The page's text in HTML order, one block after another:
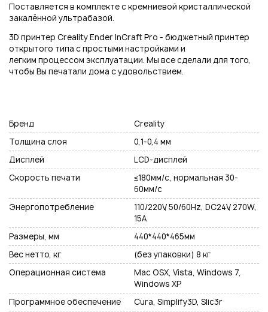
Поставляется в комплекте с кремниевой кристаллической
закалённой ультрабазой.
3D принтер Сreality Ender InCraft Pro - бюджетный принтер
открытого типа с простыми настройками и
легким процессом эксплуатации. Мы все сделали для того,
чтобы Вы печатали дома с удовольствием.
Бренд
Creality
Толщина слоя
0,1-0,4 мм
Дисплей
LCD-дисплей
Скорость печати
≤180мм/с, нормальная 30-
60мм/с
Энергопотребление
110/220V, 50/60Hz, DC24V, 270W,
15A
Размеры, мм
440*440*465мм
Вес нетто, кг
(без упаковки) 8 кг
Операционная система
Mac OSX, Vista, Windows 7,
Windows XP
Программное обеспечение
Cura, Simplify3D, Slic3r